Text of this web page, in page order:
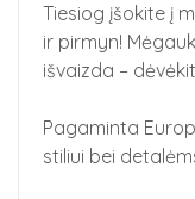
Tiesiog įšokite į
ir pirmyn!
išvaizda –
Pagaminta
stiliui bei